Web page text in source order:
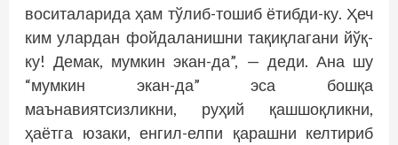
воситаларида ҳам тўлиб-тошиб ётибди-ку. Ҳеч
ким улардан фойдаланишни тақиқлагани йўқ-
ку! Демак, мумкин экан-да”, — деди. Ана шу
“мумкин экан-да” эса бошқа
маънавиятсизликни, руҳий қашшоқликни,
ҳаётга юзаки, енгил-елпи қарашни келтириб